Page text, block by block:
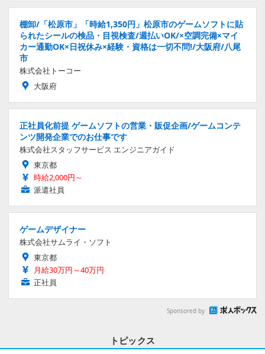
棚卸/「松原市」「時給1,350円」松原市のゲームソフトに貼
られたシールの検品・目視検査/週払いOK/×空調完備×マイ
カー通勤OK×日祝休み×経験・資格は一切不問!/大阪府/八尾
市
株式会社トーコー
大阪府
正社員化前提 ゲームソフトの営業・販促企画/ゲームコンテ
ンツ開発企業でのお仕事です
株式会社スタッフサービス エンジニアガイド
東京都
時給2,000円～
派遣社員
ゲームデザイナー
株式会社サムライ・ソフト
東京都
月給30万円～40万円
正社員
Sponsored by
トピックス